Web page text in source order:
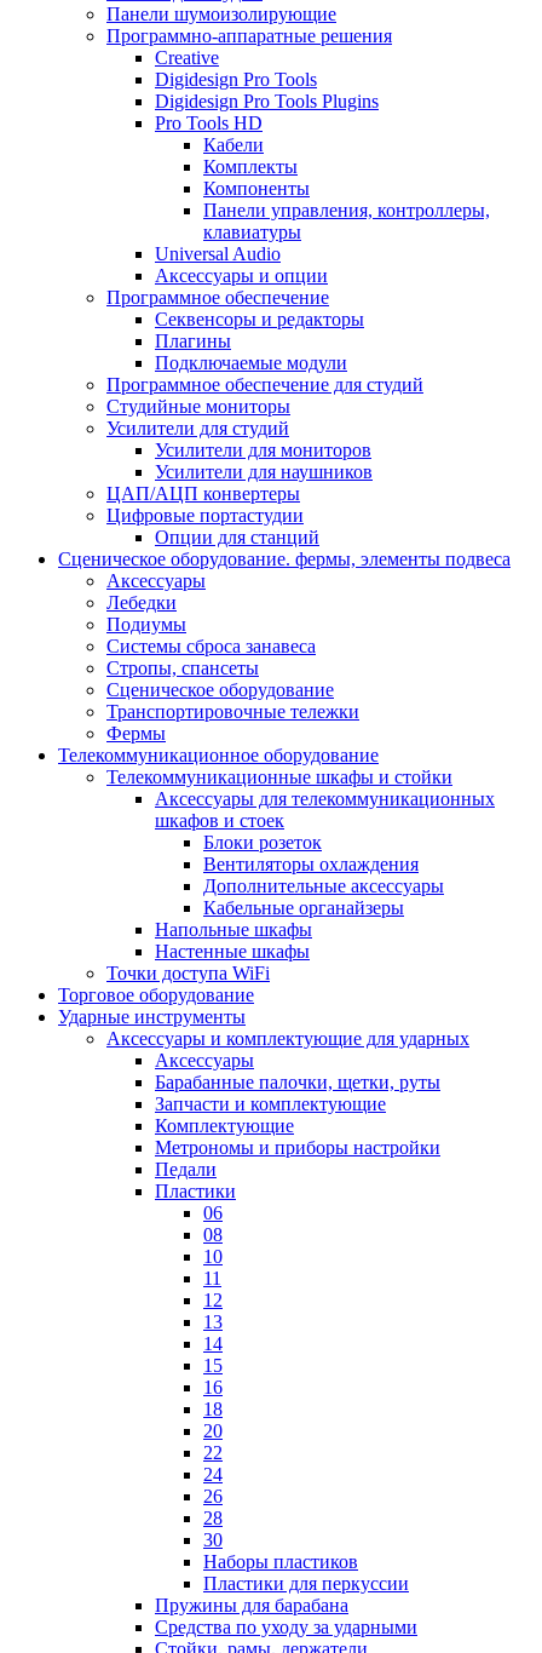
Панели шумоизолирующие
Программно-аппаратные решения
Creative
Digidesign Pro Tools
Digidesign Pro Tools Plugins
Pro Tools HD
Кабели
Комплекты
Компоненты
Панели управления, контроллеры,
клавиатуры
Universal Audio
Аксессуары и опции
Программное обеспечение
Cеквенсоры и редакторы
Плагины
Подключаемые модули
Программное обеспечение для студий
Студийные мониторы
Усилители для студий
Усилители для мониторов
Усилители для наушников
ЦАП/АЦП конвертеры
Цифровые портастудии
Опции для станций
Сценическое оборудование. фермы, элементы подвеса
Аксессуары
Лебедки
Подиумы
Системы сброса занавеса
Стропы, спансеты
Сценическое оборудование
Транспортировочные тележки
Фермы
Телекоммуникационное оборудование
Телекоммуникационные шкафы и стойки
Аксессуары для телекоммуникационных
шкафов и стоек
Блоки розеток
Вентиляторы охлаждения
Дополнительные аксессуары
Кабельные органайзеры
Напольные шкафы
Настенные шкафы
Точки доступа WiFi
Торговое оборудование
Ударные инструменты
Аксессуары и комплектующие для ударных
Аксессуары
Барабанные палочки, щетки, руты
Запчасти и комплектующие
Комплектующие
Метрономы и приборы настройки
Педали
Пластики
06
08
10
11
12
13
14
15
16
18
20
22
24
26
28
30
Наборы пластиков
Пластики для перкуссии
Пружины для барабана
Средства по уходу за ударными
Стойки, рамы, держатели